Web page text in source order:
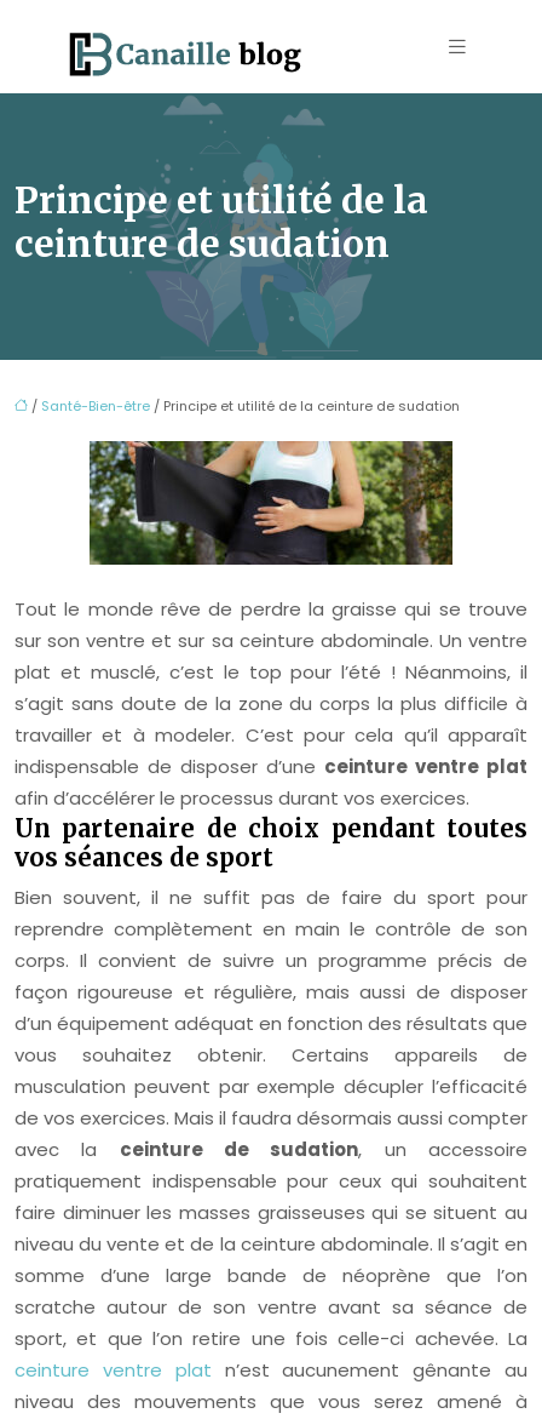
Principe et utilité de la
ceinture de sudation
/ Santé-Bien-être / Principe et utilité de la ceinture de sudation
Tout le monde rêve de perdre la graisse qui se trouve
sur son ventre et sur sa ceinture abdominale. Un ventre
plat et musclé, c’est le top pour l’été ! Néanmoins, il
s’agit sans doute de la zone du corps la plus difficile à
travailler et à modeler. C’est pour cela qu’il apparaît
indispensable de disposer d’une ceinture ventre plat
afin d’accélérer le processus durant vos exercices.
Un partenaire de choix pendant toutes
vos séances de sport
Bien souvent, il ne suffit pas de faire du sport pour
reprendre complètement en main le contrôle de son
corps. Il convient de suivre un programme précis de
façon rigoureuse et régulière, mais aussi de disposer
d’un équipement adéquat en fonction des résultats que
vous souhaitez obtenir. Certains appareils de
musculation peuvent par exemple décupler l’efficacité
de vos exercices. Mais il faudra désormais aussi compter
avec la ceinture de sudation, un accessoire
pratiquement indispensable pour ceux qui souhaitent
faire diminuer les masses graisseuses qui se situent au
niveau du vente et de la ceinture abdominale. Il s’agit en
somme d’une large bande de néoprène que l’on
scratche autour de son ventre avant sa séance de
sport, et que l’on retire une fois celle-ci achevée. La
ceinture ventre plat n’est aucunement gênante au
niveau des mouvements que vous serez amené à